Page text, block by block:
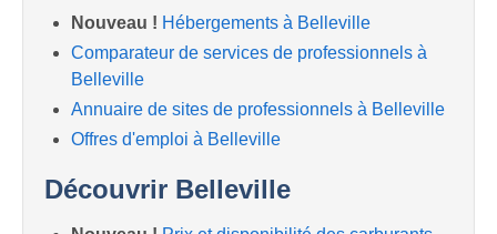
Nouveau ! Hébergements à Belleville
Comparateur de services de professionnels à
Belleville
Annuaire de sites de professionnels à Belleville
Offres d'emploi à Belleville
Découvrir Belleville